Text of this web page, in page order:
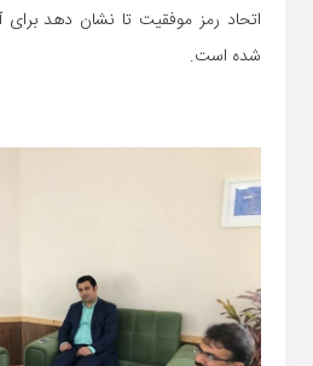
اتحاد رمز موفقیت تا نشان دهد
شده است.